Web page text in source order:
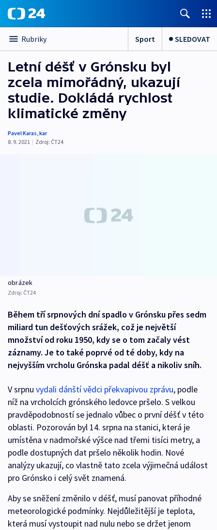
Rubriky Sport SLEDOVAT
Letní déšť v Grónsku byl
zcela mimořádný, ukazují
studie. Dokládá rychlost
klimatické změny
Pavel Karas,kar
8. 9. 2021 | Zdroj: ČT24
obrázek
Zdroj: ČT24
Během tří srpnových dní spadlo v Grónsku přes sedm
miliard tun dešťových srážek, což je největší
množství od roku 1950, kdy se o tom začaly vést
záznamy. Je to také poprvé od té doby, kdy na
nejvyšším vrcholu Grónska padal déšť a nikoliv sníh.
V srpnu vydali dánští vědci překvapivou zprávu, podle
níž na vrcholcích grónského ledovce pršelo. S velkou
pravděpodobností se jednalo vůbec o první déšť v této
oblasti. Pozorován byl 14. srpna na stanici, která je
umístěna v nadmořské výšce nad třemi tisíci metry, a
podle dostupných dat pršelo několik hodin. Nové
analýzy ukazují, co vlastně tato zcela výjimečná událost
pro Grónsko i celý svět znamená.
Aby se sněžení změnilo v déšť, musí panovat příhodné
meteorologické podmínky. Nejdůležitější je teplota,
která musí vystoupit nad nulu nebo se držet jenom